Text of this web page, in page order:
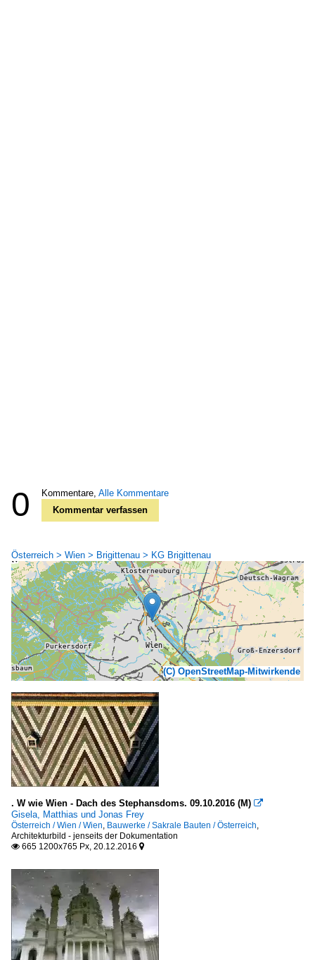
0 Kommentare, Alle Kommentare
Kommentar verfassen
Österreich > Wien > Brigittenau > KG Brigittenau
(C) OpenStreetMap-Mitwirkende
. W wie Wien - Dach des Stephansdoms. 09.10.2016 (M) 
Gisela, Matthias und Jonas Frey
Österreich / Wien / Wien Bauwerke / Sakrale Bauten / Österreich
Architekturbild - jenseits der Dokumentation
 665 1200x765 Px, 20.12.2016 